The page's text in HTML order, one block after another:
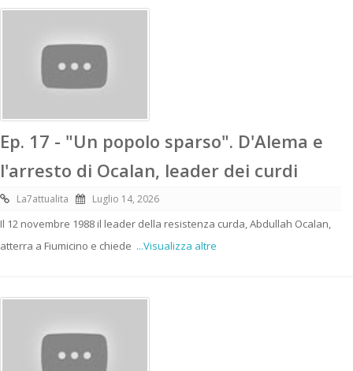
Ep. 17 - "Un popolo sparso". D'Alema e
l'arresto di Ocalan, leader dei curdi
La7attualita Luglio 14, 2026
Il 12 novembre 1988 il leader della resistenza curda, Abdullah Ocalan,
atterra a Fiumicino e chiede ...Visualizza altre